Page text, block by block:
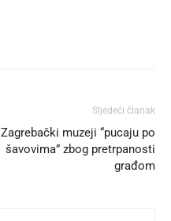
Sljedeći članak
Zagrebački muzeji “pucaju po
šavovima” zbog pretrpanosti
građom